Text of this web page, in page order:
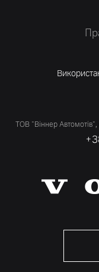
ТОВ "Віннер